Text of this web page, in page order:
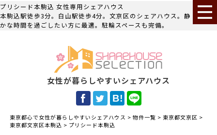
プリシード本駒込 女性専用シェアハウス
本駒込駅徒歩3分。白山駅徒歩4分。文京区のシェアハウス。静
かな時間を過ごしたい方に最適。駐輪スペースも完備。
女性が暮らしやすいシェアハウス
東京都心で女性が暮らしやすいシェアハウス > 物件一覧 > 東京都文京区 >
東京都文京区本駒込 > プリシード本駒込